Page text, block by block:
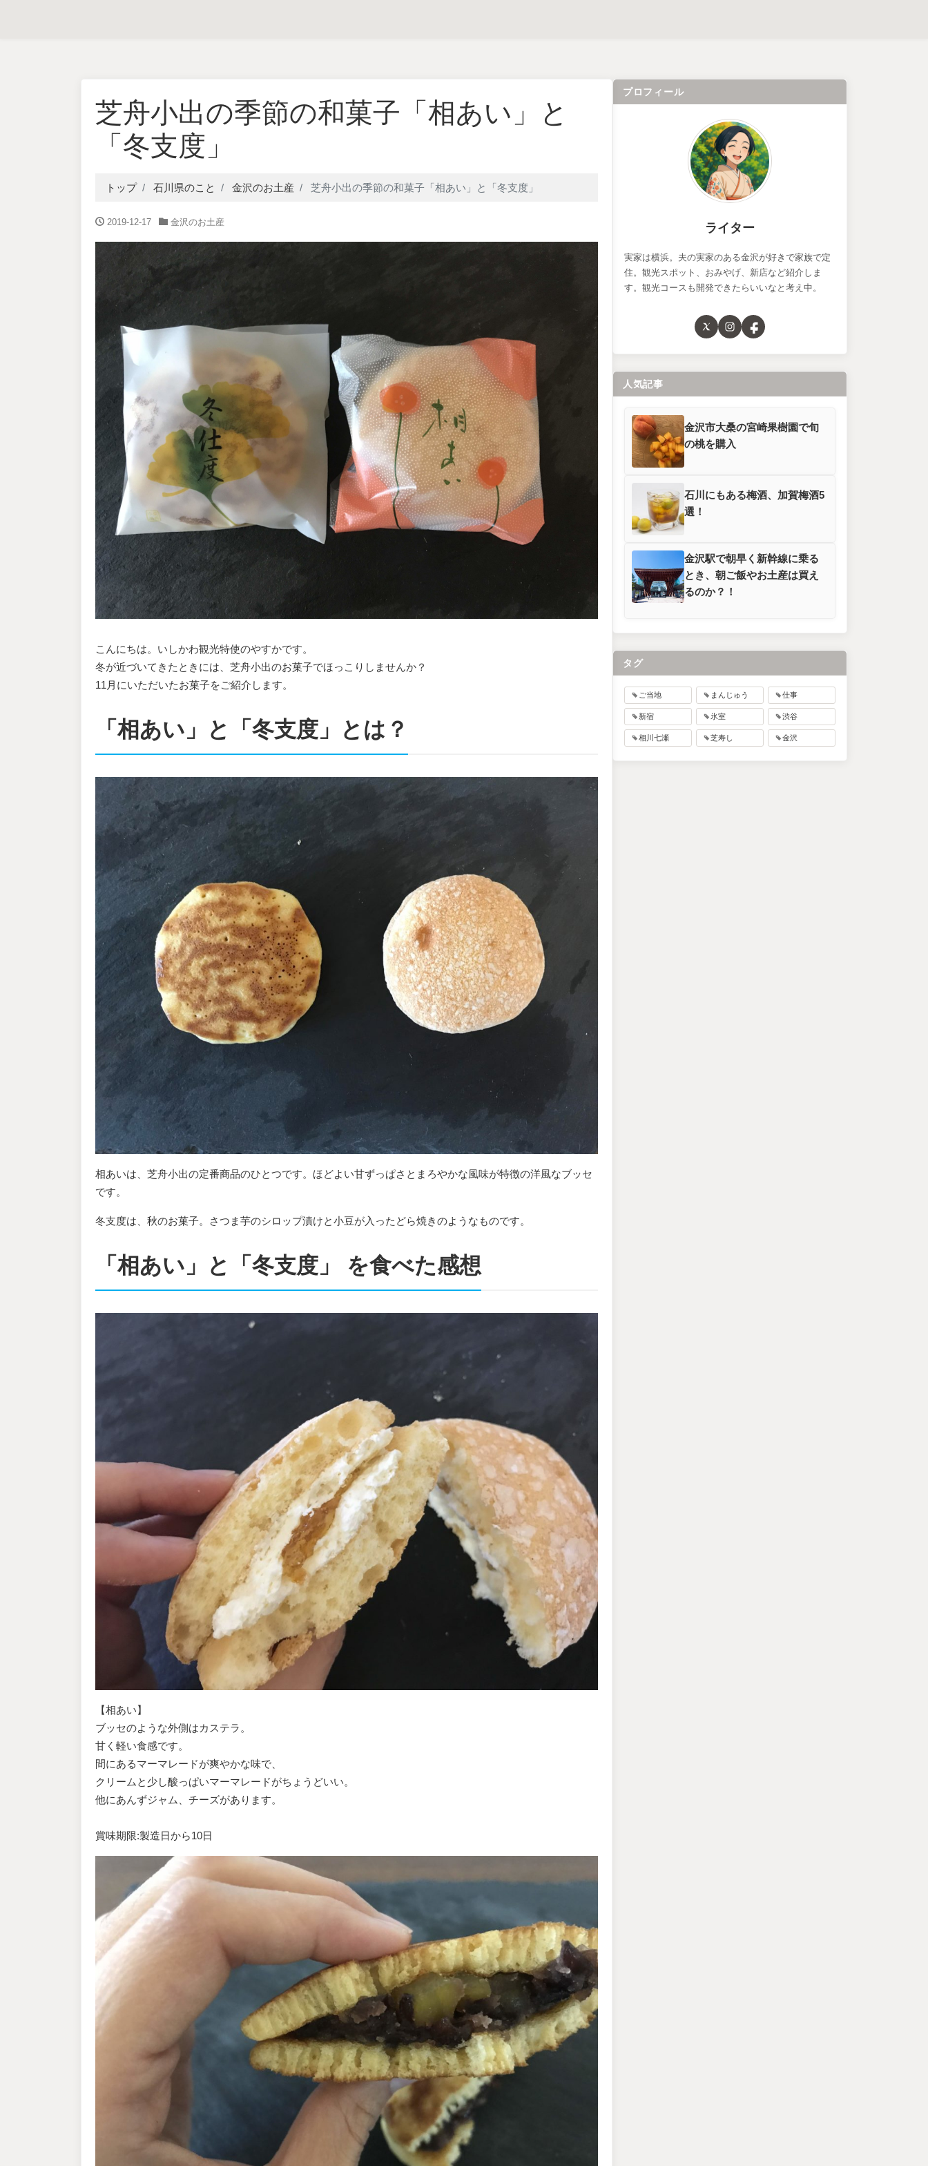
芝舟小出の季節の和菓子「相あい」と
「冬支度」
トップ 石川県のこと 金沢のお土産 芝舟小出の季節の和菓子「相あい」と「冬支度」
2019-12-17 金沢のお土産
こんにちは。いしかわ観光特使のやすかです。
冬が近づいてきたときには、芝舟小出のお菓子で ほっこりしませんか？
11月にいただいたお菓子をご紹介します。
「相あい」と「冬支度」 とは？
相あいは、芝舟小出の定番商品のひとつです。ほどよい甘ずっぱさとまろやかな風味が特徴の洋風なブッセ
です。
冬支度は、秋のお菓子。さつま芋のシロップ漬けと小豆が入ったどら焼きのようなものです。
「相あい」と「冬支度」 を食べた感想
【相あい】
ブッセのような外側はカステラ。
甘く軽い食感です。
間にあるマーマレードが爽やかな味で、
クリームと少し酸っぱいマーマレードがちょうどいい。
他にあんずジャム、チーズがあります。
賞味期限:製造日から10日
プロフィール
ライター
実家は横浜。夫の実家のある金沢が好きで家族で定
住。観光スポット、おみやげ、新店など紹介しま
す。観光コースも開発できたらいいなと考え中。
人気記事
金沢市大桑の宮崎果樹園で旬
の桃を購入
石川にもある梅酒、加賀梅酒5
選！
金沢駅で朝早く新幹線に乗る
とき、朝ご飯やお土産は買え
るのか？！
タグ
ご当地 まんじゅう 仕事
新宿 氷室 渋谷
相川七瀬 芝寿し 金沢